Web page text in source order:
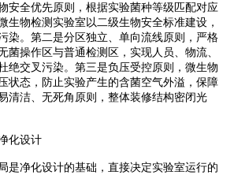
安全优先原则，根据实验菌种等级匹配对应
生物检测实验室以二级生物安全标准建设，
染。第二是分区独立、单向流线原则，严格
菌操作区与普通检测区，实现人 员 、物流、
绝交叉污染。第三是负压受控原则，微生物
状态，防止实验产生的含菌空气外溢，保障
清洁、无死角原则，整体装修结构密闭光
化设计
是净化设计的基础，直接决定实验室运行的